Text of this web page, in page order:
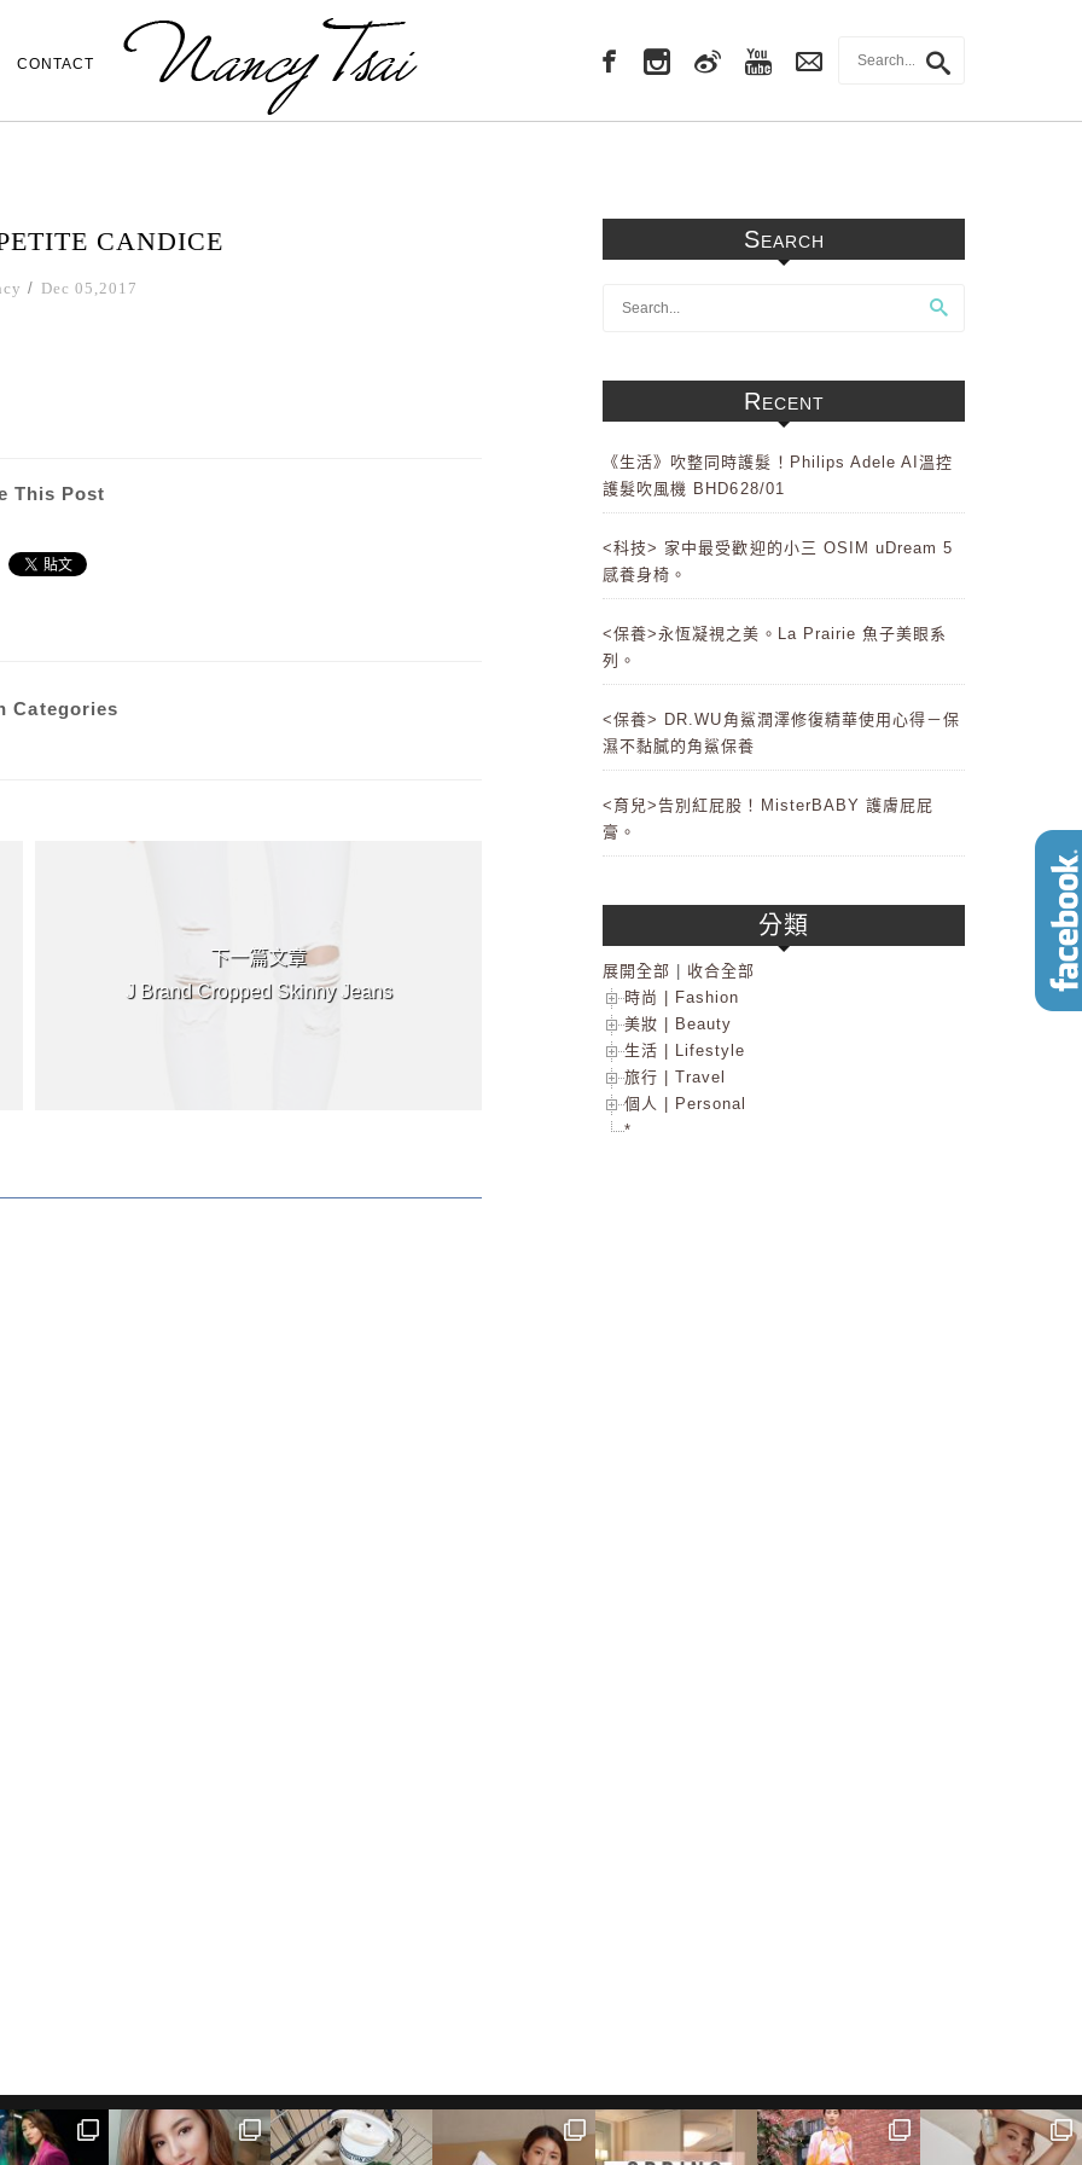
CONTACT
CANDICE
/ Dec 05,2017
This Post
Categories
下一篇文章
J Brand Cropped Skinny Jeans
Search
Recent
《生活》吹整同時護髮！Philips Adele AI溫控
護髮吹風機 BHD628/01
<科技> 家中最受歡迎的小三 OSIM uDream 5
感養身椅。
<保養>永恆凝視之美。La Prairie 魚子美眼系
列。
<保養> DR.WU角鯊潤澤修復精華使用心得－保
濕不黏膩的角鯊保養
<育兒>告別紅屁股！MisterBABY 護膚屁屁
膏。
分類
展開全部
收合全部
時尚 | Fashion
美妝 | Beauty
生活 | Lifestyle
旅行 | Travel
個人 | Personal
*